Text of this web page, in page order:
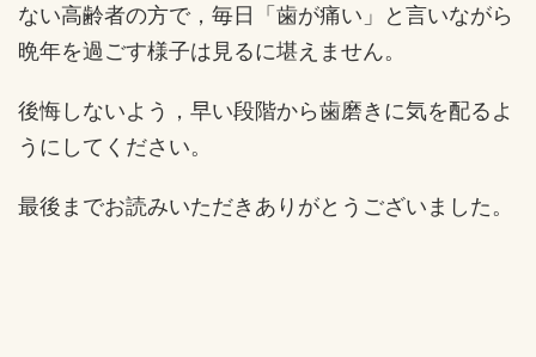
ない高齢者の方で，毎日「歯が痛い」と言いながら
晩年を過ごす様子は見るに堪えません。
後悔しないよう，早い段階から歯磨きに気を配るよ
うにしてください。
最後までお読みいただきありがとうございました。